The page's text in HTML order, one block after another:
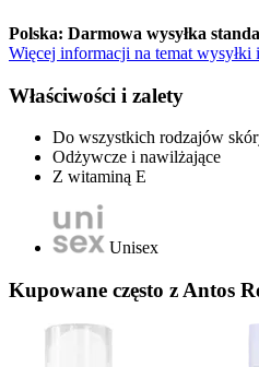
Polska: Darmowa wysyłka
Więcej informacji na temat wysyłki
Właściwości i zalety
Do wszystkich rodzajów
Odżywcze i nawilżające
Z witaminą E
Unisex
Kupowane często z Antos